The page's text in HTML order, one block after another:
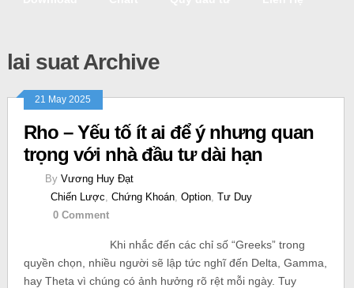
lai suat Archive
21 May 2025
Rho – Yếu tố ít ai để ý nhưng quan
trọng với nhà đầu tư dài hạn
By Vương Huy Đạt
Chiến Lược Chứng Khoán, Option, Tư Duy
0 Comment
Khi nhắc đến các chỉ số “Greeks” trong
quyền chọn, nhiều người sẽ lập tức nghĩ đến Delta, Gamma,
hay Theta vì chúng có ảnh hưởng rõ rệt mỗi ngày. Tuy